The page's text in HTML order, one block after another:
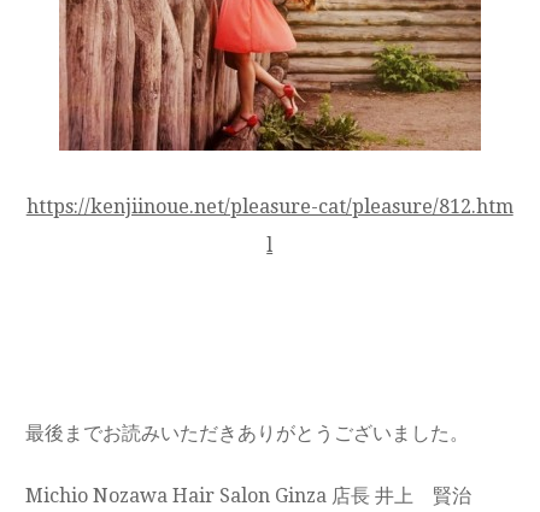
https://kenjiinoue.net/pleasure-cat/pleasure/812.htm
l
最後までお読みいただきありがとうございました。
Michio Nozawa Hair Salon Ginza 店長 井上 賢治